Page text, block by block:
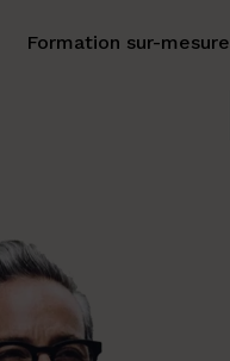
Formation sur-mesure